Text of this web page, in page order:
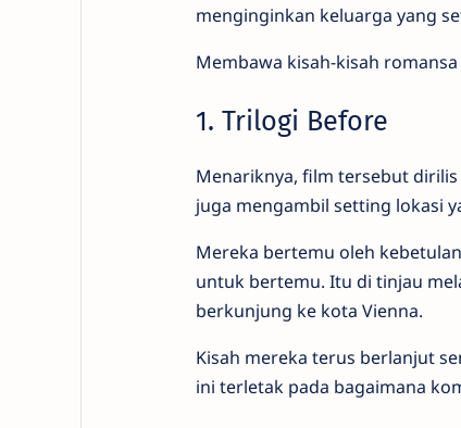
menginginkan keluarga yang
Membawa kisah-kisah
1. Trilogi Before
Menariknya, film tersebut
juga mengambil setting lokasi
Mereka bertemu oleh
untuk bertemu. Itu di tinjau
berkunjung ke kota Vienna.
Kisah mereka terus berlanjut
ini terletak pada bagaimana